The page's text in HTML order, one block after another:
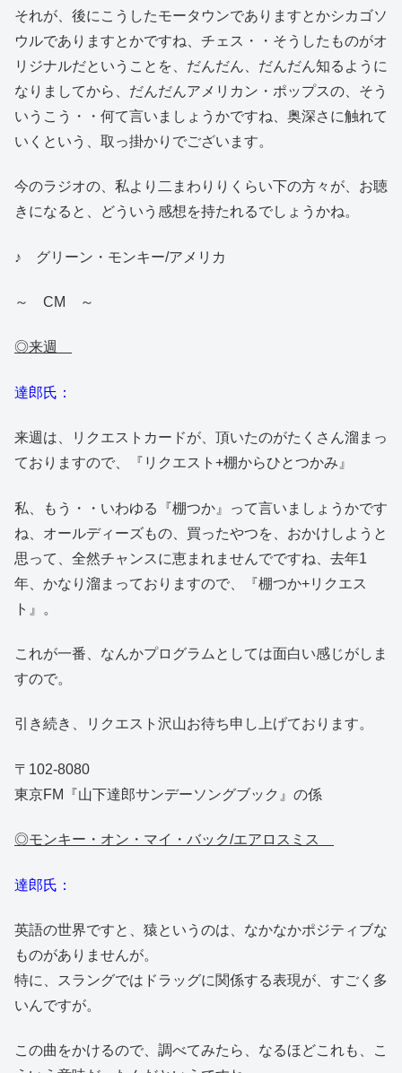
それが、後にこうしたモータウンでありますとかシカゴソ
ウルでありますとかですね、チェス・・そうしたものがオ
リジナルだということを、だんだん、だんだん知るように
なりましてから、だんだんアメリカン・ポップスの、そう
いうこう・・何て言いましょうかですね、奥深さに触れて
いくという、取っ掛かりでございます。
今のラジオの、私より二まわりりくらい下の方々が、お聴
きになると、どういう感想を持たれるでしょうかね。
♪ グリーン・モンキー/アメリカ
～ CM ～
◎来週
達郎氏：
来週は、リクエストカードが、頂いたのがたくさん溜まっ
ておりますので、『リクエスト+棚からひとつかみ』
私、もう・・いわゆる『棚つか』って言いましょうかです
ね、オールディーズもの、買ったやつを、おかけしようと
思って、全然チャンスに恵まれませんでですね、去年1
年、かなり溜まっておりますので、『棚つか+リクエス
ト』。
これが一番、なんかプログラムとしては面白い感じがしま
すので。
引き続き、リクエスト沢山お待ち申し上げております。
〒102-8080
東京FM『山下達郎サンデーソングブック』の係
◎モンキー・オン・マイ・バック/エアロスミス
達郎氏：
英語の世界ですと、猿というのは、なかなかポジティブな
ものがありませんが。
特に、スラングではドラッグに関係する表現が、すごく多
いんですが。
この曲をかけるので、調べてみたら、なるほどこれも、こ